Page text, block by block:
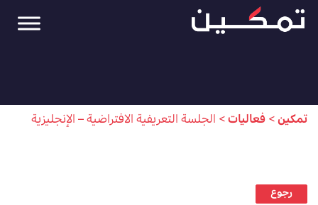
تمكين>فعاليات>الجلسة التعريفية الافتراضية – الإنجليزية
رجوع